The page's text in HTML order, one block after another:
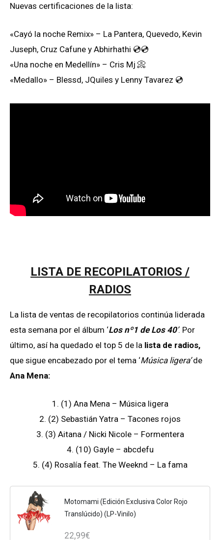
Nuevas certificaciones de la lista:
«Cayó la noche Remix» – La Pantera, Quevedo, Kevin
Juseph, Cruz Cafune y Abhirhathi 💿💿
«Una noche en Medellín» – Cris Mj 📀
«Medallo» – Blessd, JQuiles y Lenny Tavarez 💿
LISTA DE RECOPILATORIOS /
RADIOS
La lista de ventas de recopilatorios continúa liderada
esta semana por el álbum ‘Los nº1 de Los 40’. Por
último, así ha quedado el top 5 de la lista de radios,
que sigue encabezado por el tema ‘Música ligera’de
Ana Mena:
1. (1) Ana Mena – Música ligera
2. (2) Sebastián Yatra – Tacones rojos
3. (3) Aitana / Nicki Nicole – Formentera
4. (10) Gayle – abcdefu
5. (4) Rosalía feat. The Weeknd – La fama
Motomami (Edición Exclusiva Color Rojo
Translúcido) (LP-Vinilo)
22,99€